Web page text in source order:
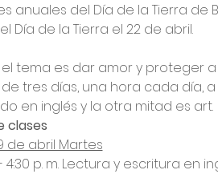
anuales del Día de la Tierra de
Día de la Tierra el 22 de abril.
el tema es dar amor y proteger
tres días, una hora cada día,
en inglés y la otra mitad es art.
clases
de abril Martes
4:30 p. m. Lectura y escritura en